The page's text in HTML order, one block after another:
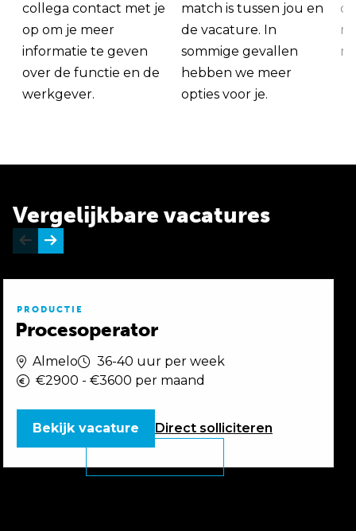
collega contact met je
op om je meer
informatie te geven
over de functie en de
werkgever.
match is tussen jou en
de vacature. In
sommige gevallen
hebben we meer
opties voor je.
Vergelijkbare vacatures
PRODUCTIE
Procesoperator
Almelo
36-40 uur per week
€2900 - €3600 per maand
Direct solliciteren
Bekijk vacature